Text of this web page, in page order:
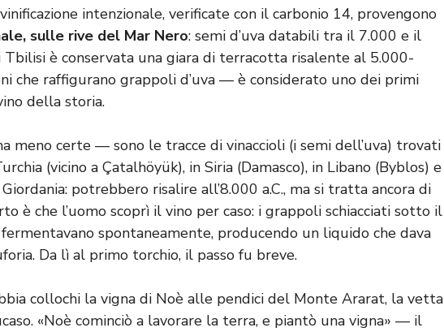
intenzionale, verificate con il carbonio 14, provengono
sulle rive del Mar Nero: semi d’uva databili tra il 7.000 e il
Tbilisi è conservata una giara di terracotta risalente al 5.000-
che raffigurano grappoli d’uva — è considerato uno dei primi
della storia.
meno certe — sono le tracce di vinaccioli (i semi dell’uva) trovati
(vicino a Çatalhöyük), in Siria (Damasco), in Libano (Byblos) e
potrebbero risalire all’8.000 a.C., ma si tratta ancora di
è che l’uomo scoprì il vino per caso: i grappoli schiacciati sotto il
spontaneamente, producendo un liquido che dava
Da lì al primo torchio, il passo fu breve.
collochi la vigna di Noè alle pendici del Monte Ararat, la vetta
«Noè cominciò a lavorare la terra, e piantò una vigna» — il